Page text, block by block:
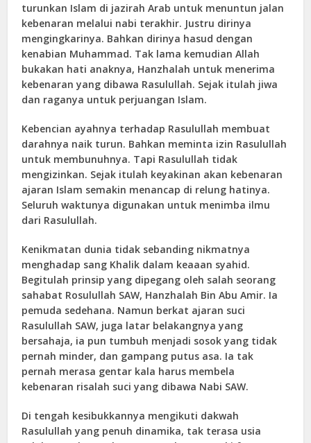
turunkan Islam di jazirah Arab untuk menuntun jalan
kebenaran melalui nabi terakhir. Justru dirinya
mengingkarinya. Bahkan dirinya hasud dengan
kenabian Muhammad. Tak lama kemudian Allah
bukakan hati anaknya, Hanzhalah untuk menerima
kebenaran yang dibawa Rasulullah. Sejak itulah jiwa
dan raganya untuk perjuangan Islam.
Kebencian ayahnya terhadap Rasulullah membuat
darahnya naik turun. Bahkan meminta izin Rasulullah
untuk membunuhnya. Tapi Rasulullah tidak
mengizinkan. Sejak itulah keyakinan akan kebenaran
ajaran Islam semakin menancap di relung hatinya.
Seluruh waktunya digunakan untuk menimba ilmu
dari Rasulullah.
Kenikmatan dunia tidak sebanding nikmatnya
menghadap sang Khalik dalam keaaan syahid.
Begitulah prinsip yang dipegang oleh salah seorang
sahabat Rosulullah SAW, Hanzhalah Bin Abu Amir. Ia
pemuda sedehana. Namun berkat ajaran suci
Rasulullah SAW, juga latar belakangnya yang
bersahaja, ia pun tumbuh menjadi sosok yang tidak
pernah minder, dan gampang putus asa. Ia tak
pernah merasa gentar kala harus membela
kebenaran risalah suci yang dibawa Nabi SAW.
Di tengah kesibukkannya mengikuti dakwah
Rasulullah yang penuh dinamika, tak terasa usia